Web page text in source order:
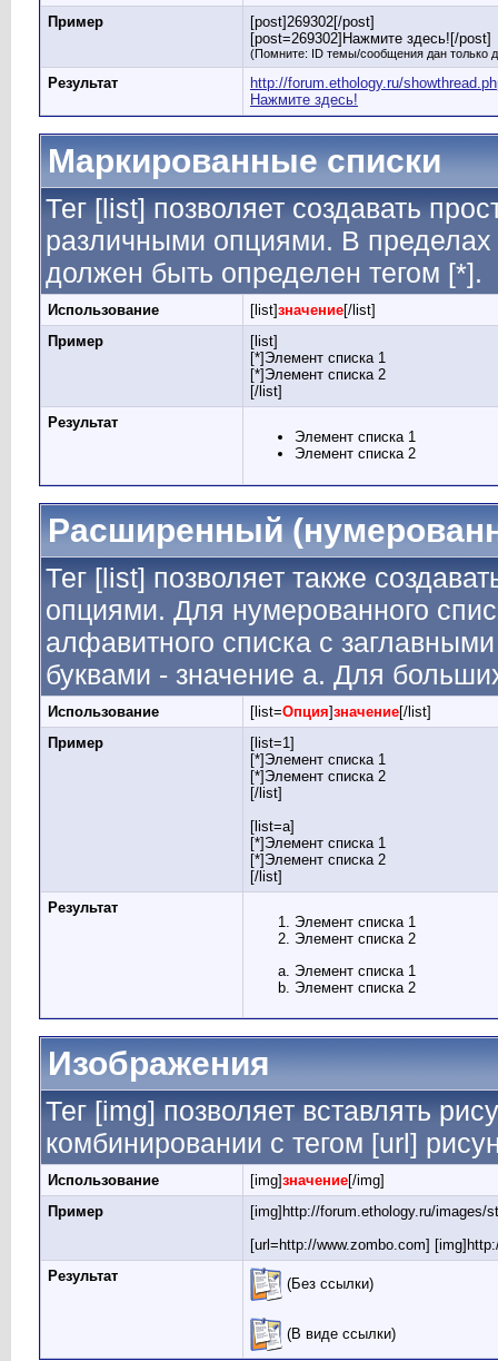
Пример
[post]269302[/post]
[post=269302]Нажмите здесь![/post]
(Помните: ID темы/сообщения дан только
Результат
http://forum.ethology.ru/
Нажмите здесь!
Маркированные списки
Тег [list] позволяет создавать
различными опциями. В пределах
должен быть определен тегом [*].
Использование [list]значение[/list]
Пример
[list]
[*]Элемент списка 1
[*]Элемент списка 2
[/list]
Результат
Элемент списка 1
Элемент списка 2
Расширенный
Тег [list] позволяет также
опциями. Для нумерованного
алфавитного списка с
буквами - значение а. Для
Использование [list=Опция]значение[/list]
Пример
[list=1]
[*]Элемент списка 1
[*]Элемент списка 2
[/list]
[list=a]
[*]Элемент списка 1
[*]Элемент списка 2
[/list]
Результат
Элемент списка 1
Элемент списка 2
Элемент списка 1
Элемент списка 2
Изображения
Тег [img] позволяет вставлять
комбинировании с тегом [url]
Использование [img]значение[/img]
Пример
[img]http://forum.ethology.ru/images/
[url=http://www.zombo.com]
Результат
(Без ссылки)
(В виде ссылки)